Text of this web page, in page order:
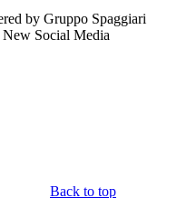
by Gruppo Spaggiari
Social Media
Back to top